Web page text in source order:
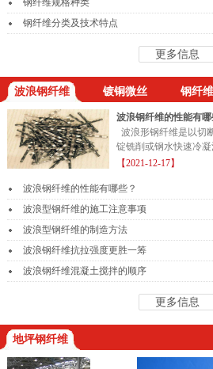
钢纤维规格种类
钢纤维分类及技术特点
更多信息
波浪钢纤维 镀铜微丝 钢纤
波浪钢纤维的性能有哪
波浪形钢纤维是以切
锭铣削或钢水快速冷
【2021-12-17】
波浪钢纤维的性能有哪些？
波浪型钢纤维的施工注意事项
波浪型钢纤维的制造方法
波浪钢纤维抗拉强度更胜一筹
波浪钢纤维混凝土搅拌的顺序
更多信息
地坪钢纤维